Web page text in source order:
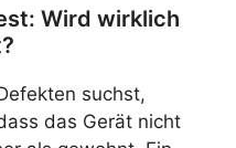
Wird wirklich
suchst,
das Gerät nicht